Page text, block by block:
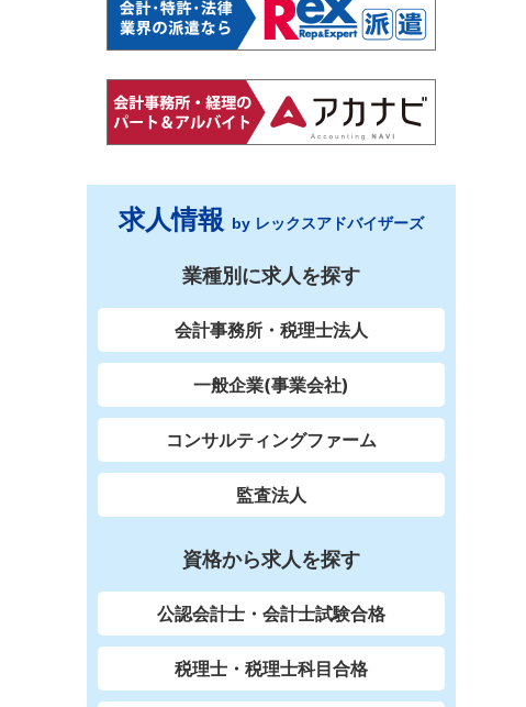
求人情報 by レックスアドバイザーズ
業種別に求人を探す
会計事務所・税理士法人
一般企業(事業会社)
コンサルティングファーム
監査法人
資格から求人を探す
公認会計士・会計士試験合格
税理士・税理士科目合格